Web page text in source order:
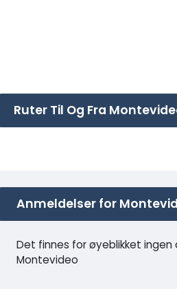
Ruter Til Og Fra
Anmeldelser for
Det finnes for øyeblikket ingen
Montevideo